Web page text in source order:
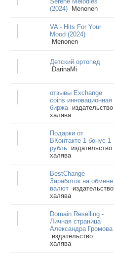
(2024)
Menonen
VA - Hits For Your
Mood (2024)
Menonen
Детский ортопед
DarinaMi
отзывы Exchange
coins инновационная
биржа
издательство
халява
Подарки от
ВКонтакте 1 бонус 1
рубль
издательство
халява
BestChange -
Заработок на обмене
валют
издательство
халява
Domain Reselling -
Личная страница
Александра Громова
издательство
халява